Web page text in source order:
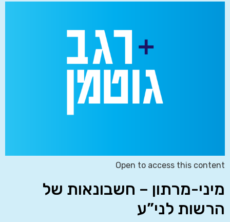
Open to access this content
מיני-מרתון – חשבונאות של
הרשות לני”ע